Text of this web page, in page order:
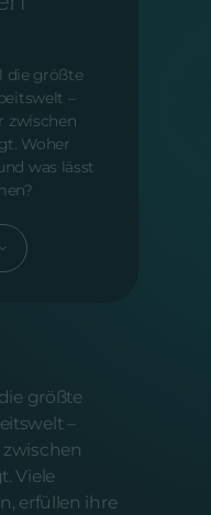
die größte
–
zwischen
Woher
was lässt
größte
–
Viele
erfüllen ihre